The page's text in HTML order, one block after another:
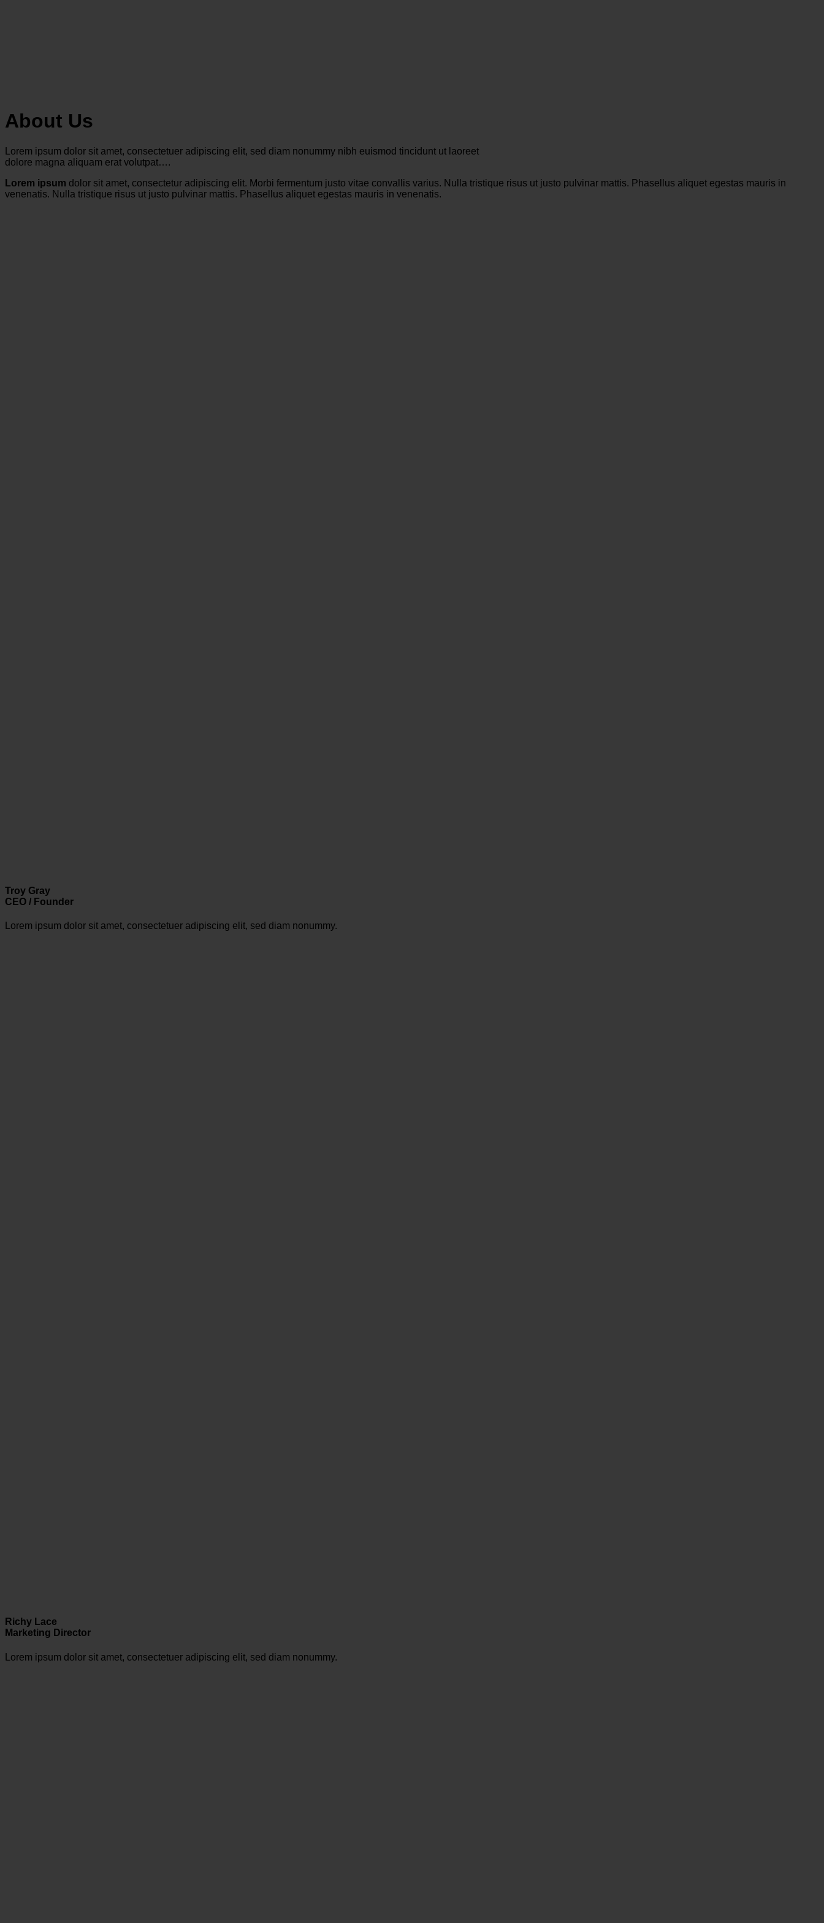
About Us
Lorem ipsum dolor sit amet, consectetuer adipiscing elit, sed diam nonummy nibh euismod tincidunt ut laoreet
dolore magna aliquam erat volutpat….
Lorem ipsum dolor sit amet, consectetur adipiscing elit. Morbi fermentum justo vitae convallis varius. Nulla tristique risus ut justo pulvinar mattis. Phasellus aliquet egestas mauris in
venenatis. Nulla tristique risus ut justo pulvinar mattis. Phasellus aliquet egestas mauris in venenatis.
Troy Gray
CEO / Founder
Lorem ipsum dolor sit amet, consectetuer adipiscing elit, sed diam nonummy.
Richy Lace
Marketing Director
Lorem ipsum dolor sit amet, consectetuer adipiscing elit, sed diam nonummy.